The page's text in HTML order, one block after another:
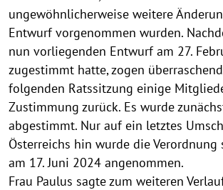
ungewöhnlicherweise weitere
Entwurf vorgenommen wurden.
nun vorliegenden Entwurf am 27.
zugestimmt hatte, zogen
folgenden Ratssitzung einige
Zustimmung zurück. Es wurde
abgestimmt. Nur auf ein letztes
Österreichs hin wurde die Verordnung
am 17. Juni 2024 angenommen.
Frau Paulus sagte zum weiteren